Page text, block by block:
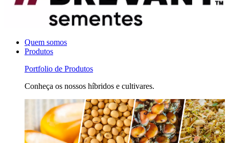
Quem somos
Produtos
Portfolio de Produtos
Conheça os nossos híbridos e cultivares.